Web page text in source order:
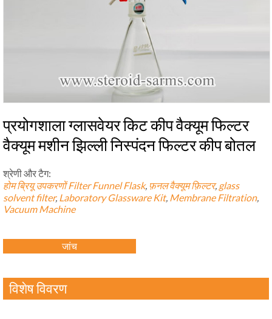
प्रयोगशाला ग्लासवेयर किट कीप वैक्यूम फिल्टर
वैक्यूम मशीन झिल्ली निस्पंदन फिल्टर कीप बोतल
श्रेणी और टैग:
होम ब्रियू उपकरणों Filter Funnel Flask, फ़नल वैक्यूम फ़िल्टर, glass
solvent filter, Laboratory Glassware Kit, Membrane Filtration,
Vacuum Machine
जांच
विशेष विवरण